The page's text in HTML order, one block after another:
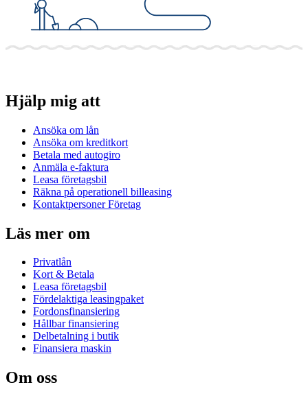
Hjälp mig att
Ansöka om lån
Ansöka om kreditkort
Betala med autogiro
Anmäla e-faktura
Leasa företagsbil
Räkna på operationell billeasing
Kontaktpersoner Företag
Läs mer om
Privatlån
Kort & Betala
Leasa företagsbil
Fördelaktiga leasingpaket
Fordonsfinansiering
Hållbar finansiering
Delbetalning i butik
Finansiera maskin
Om oss